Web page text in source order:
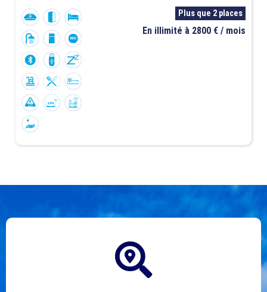
Plus que 2 places
En illimité à 2800 € / mois